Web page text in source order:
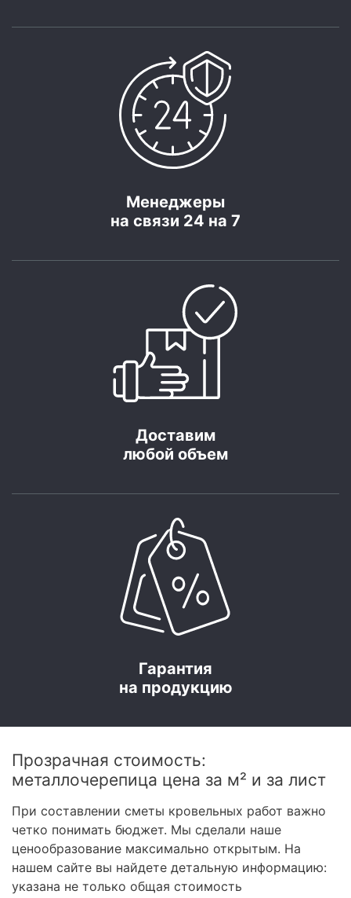
Менеджеры
на связи 24 на 7
Доставим
любой объем
Гарантия
на продукцию
Прозрачная стоимость:
металлочерепица цена за м² и за лист
При составлении сметы кровельных работ важно
четко понимать бюджет. Мы сделали наше
ценообразование максимально открытым. На
нашем сайте вы найдете детальную информацию:
указана не только общая стоимость